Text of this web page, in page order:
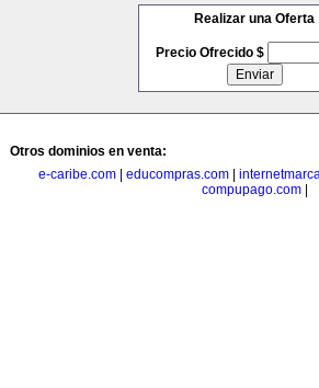
Realizar una Oferta
Precio Ofrecido $
Otros dominios en venta:
e-caribe.com| educompras.com|
compupago.com|